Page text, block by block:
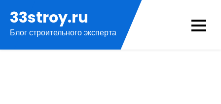
содержимому
33stroy.ru
Блог строительного эксперта